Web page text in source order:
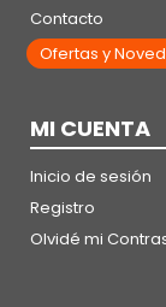
Contacto
Ofertas y
MI CUENTA
Inicio de sesión
Registro
Olvidé mi